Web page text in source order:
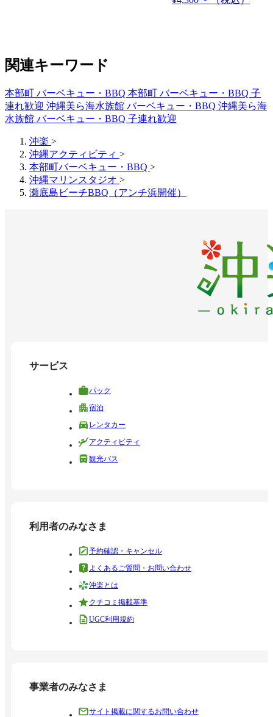
関連キーワード
本部町 バーベキュー・BBQ 本部町 バーベキュー・BBQ 子
連れ歓迎 沖縄美ら海水族館 バーベキュー・BBQ 沖縄美ら海
水族館 バーベキュー・BBQ 子連れ歓迎
沖楽 >
沖縄アクティビティ >
本部町バーベキュー・BBQ >
沖縄マリンスタジオ >
瀬底島ビーチBBQ（アンチ浜開催）
サービス
パック
宿泊
レンタカー
アクティビティ
観光バス
利用者のみなさま
予約確認・キャンセル
よくあるご質問・お問い合わせ
沖楽とは
クチコミ掲載基準
UGC利用規約
事業者のみなさま
サイト掲載に関するお問い合わせ